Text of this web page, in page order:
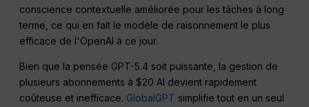
conscience contextuelle améliorée pour les tâches à long
terme, ce qui en fait le modèle de raisonnement le plus
efficace de l'OpenAI à ce jour.
Bien que la pensée GPT-5.4 soit puissante, la gestion de
plusieurs abonnements à $20 AI devient rapidement
coûteuse et inefficace. GlobalGPT simplifie tout en un seul